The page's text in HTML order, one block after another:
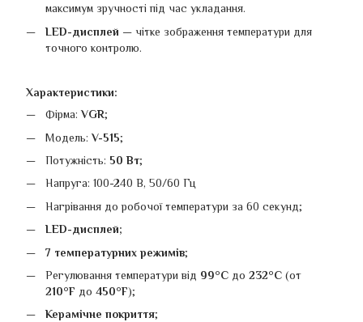
максимум зручності під час укладання.
LED-дисплей — чітке зображення температури для
точного контролю.
Характеристики:
Фірма:VGR;
Модель:V-515;
Потужність: 50 Вт;
Напруга: 100-240 В, 50/60 Гц
Нагрівання до робочої температури за 60 секунд;
LED-дисплей;
7 температурних режимів;
Регулювання температури від 99°С до 232°С (от
210°F до 450°F);
Керамічне покриття;